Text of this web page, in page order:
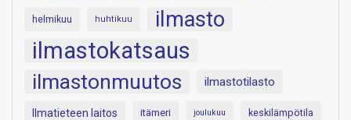
helmikuu huhtikuu ilmasto
ilmastokatsaus
ilmastonmuutos ilmastotilasto
Ilmatieteen laitos itämeri joulukuu keskilämpötila